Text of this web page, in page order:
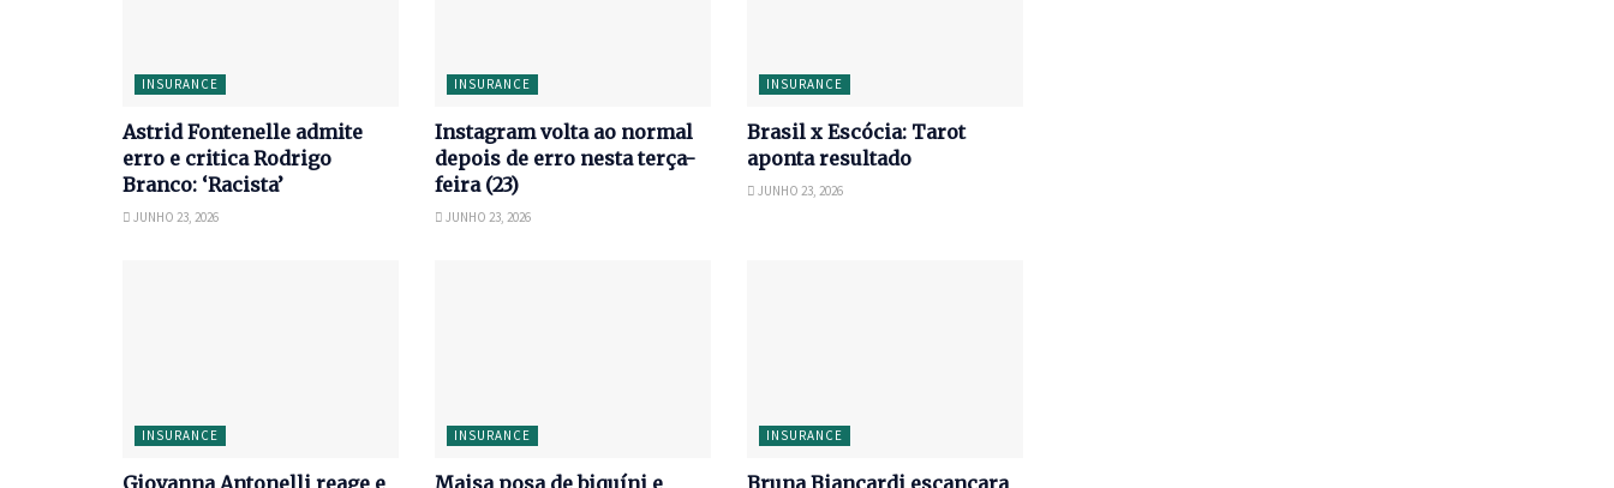
INSURANCE
Astrid Fontenelle admite
erro e critica Rodrigo
Branco: ‘Racista’
JUNHO 23, 2026
INSURANCE
Instagram volta ao normal
depois de erro nesta terça-
feira (23)
JUNHO 23, 2026
INSURANCE
Brasil x Escócia: Tarot
aponta resultado
JUNHO 23, 2026
INSURANCE
Giovanna Antonelli reage e
INSURANCE
Maisa posa de biquíni e
INSURANCE
Bruna Biancardi escancara